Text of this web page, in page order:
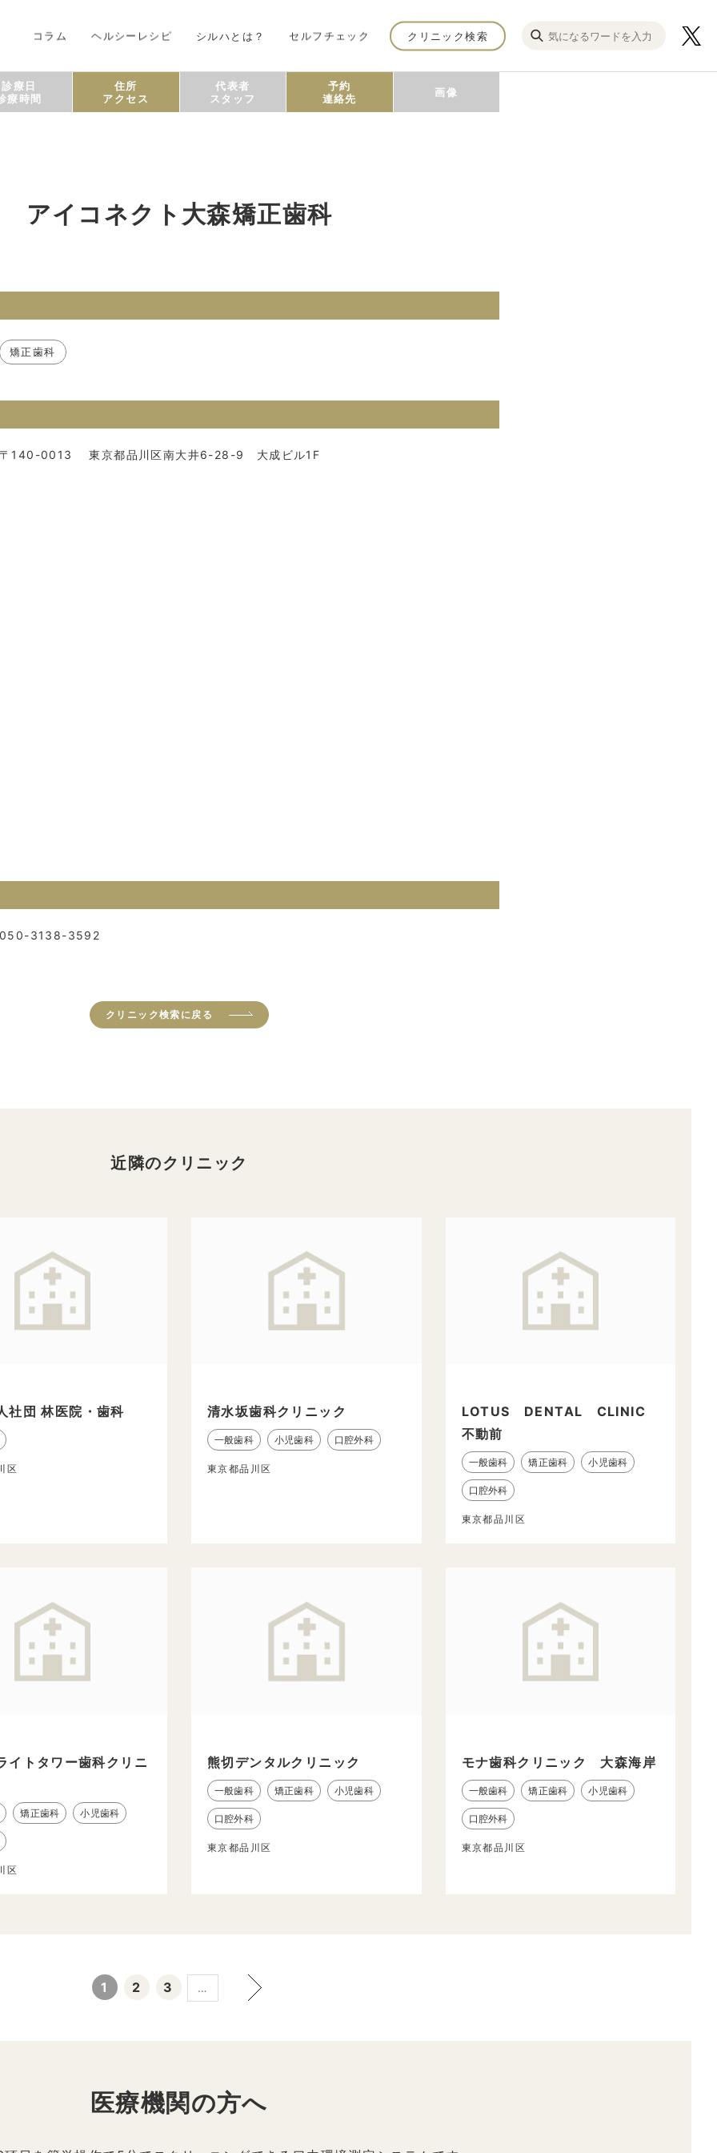
コラム ヘルシーレシピ シルハとは？ セルフチェック クリニック検索
診療日
療時間
住所
アクセス
代表者
スタッフ
予約
連絡先
画像
アイコネクト大森矯正歯科
矯正歯科
〒140-0013 東京都品川区南大井6-28-9 大成ビル1F
050-3138-3592
クリニック検索に戻る
近隣のクリニック
社団 林医院・歯科
区
清水坂歯科クリニック
一般歯科 小児歯科 口腔外科
東京都品川区
LOTUS DENTAL CLINIC
不動前
一般歯科 矯正歯科 小児歯科
口腔外科
東京都品川区
イトタワー歯科クリニ
矯正歯科 小児歯科
区
熊切デンタルクリニック
一般歯科 矯正歯科 小児歯科
口腔外科
東京都品川区
モナ歯科クリニック 大森海岸
一般歯科 矯正歯科 小児歯科
口腔外科
東京都品川区
1 2 3 …
医療機関の方へ